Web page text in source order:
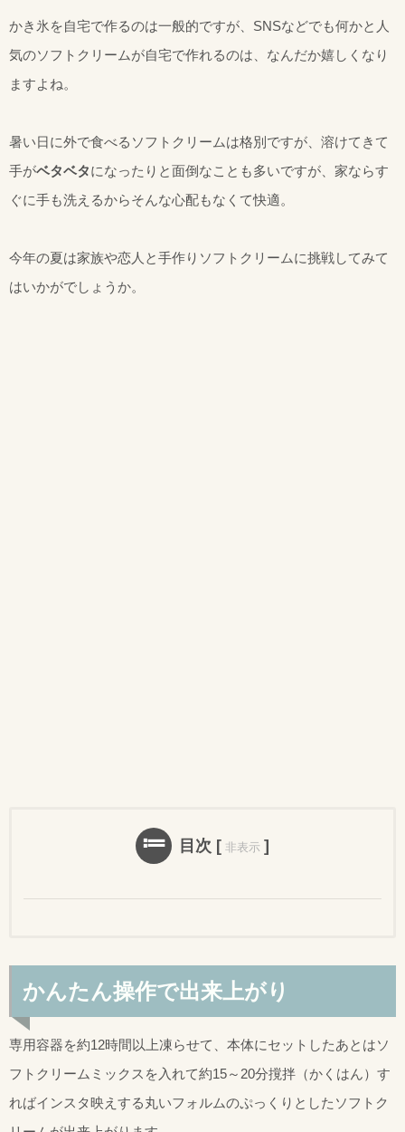
かき氷を自宅で作るのは一般的ですが、SNSなどでも何かと人
気のソフトクリームが自宅で作れるのは、なんだか嬉しくなり
ますよね。
暑い日に外で食べるソフトクリームは格別ですが、溶けてきて
手がベタベタになったりと面倒なことも多いですが、家ならす
ぐに手も洗えるからそんな心配もなくて快適。
今年の夏は家族や恋人と手作りソフトクリームに挑戦してみて
はいかがでしょうか。
目次 [ 非表示 ]
かんたん操作で出来上がり
専用容器を約12時間以上凍らせて、本体にセットしたあとはソ
フトクリームミックスを入れて約15～20分撹拌（かくはん）す
ればインスタ映えする丸いフォルムのぷっくりとしたソフトク